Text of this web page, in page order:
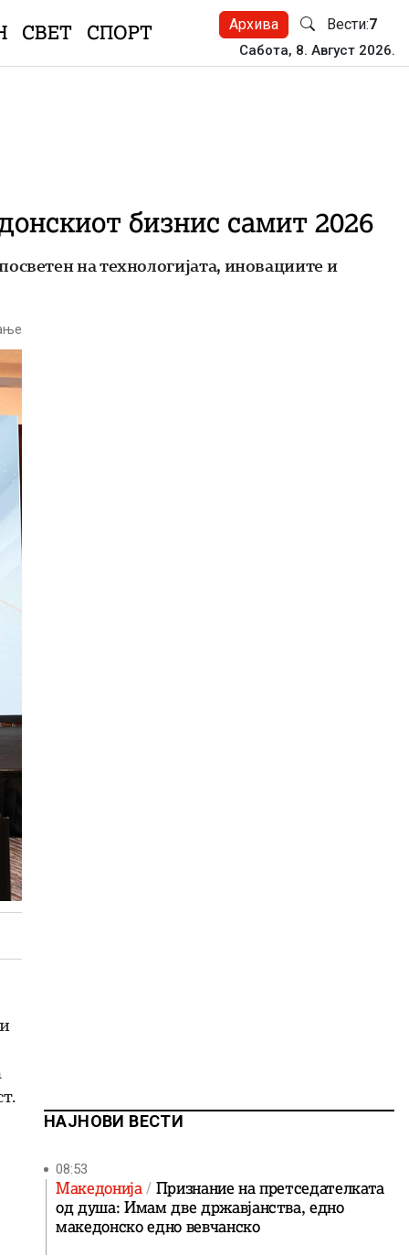
СВЕТ СПОРТ Архива Вести:7
Сабота, 8. Август 2026.
бизнис самит 2026
на технологијата, иновациите и
НАЈНОВИ ВЕСТИ
08:53
Македонија Признание на претседателката
од душа: Имам две државјанства, едно
македонско едно вевчанско